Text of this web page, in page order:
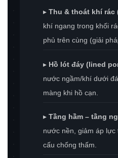
▸Thu & thoát khí rác
khí ngang trong khối
phủ trên cùng (giải
▸ Hồ lót đáy (lined
nước ngầm/khí dưới
màng khi hồ cạn.
▸Tầng hầm – tầng
nước nền, giảm áp
cấu chống thấm.